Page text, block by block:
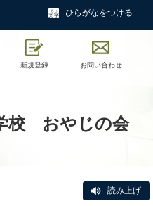
ひらがなをつける
新規登録 お問い合わせ
校 おやじの会
読み上げ